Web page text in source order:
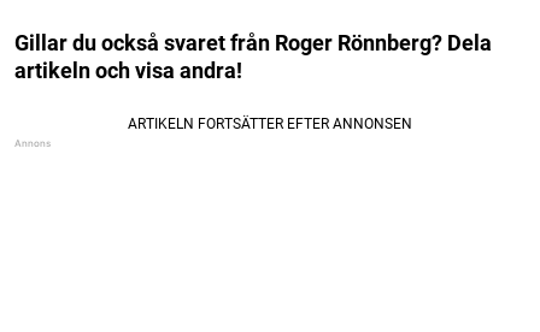
Gillar du också svaret från Roger Rönnberg? Dela
artikeln och visa andra!